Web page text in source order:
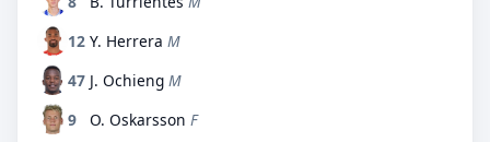
12 Y. Herrera M
47 J. Ochieng M
9
O. Oskarsson F